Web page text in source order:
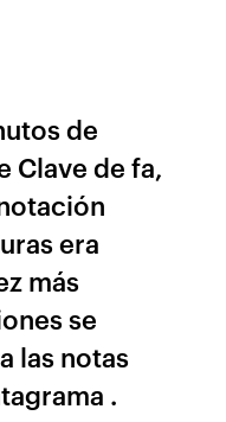
de
Clave de fa,
era
más
se
las notas
.